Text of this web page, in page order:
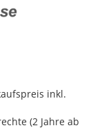
inkl.
(2 Jahre ab